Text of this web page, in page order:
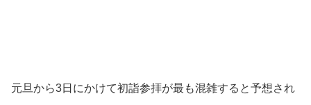
元旦から3日にかけて初詣参拝が最も混雑すると予想され